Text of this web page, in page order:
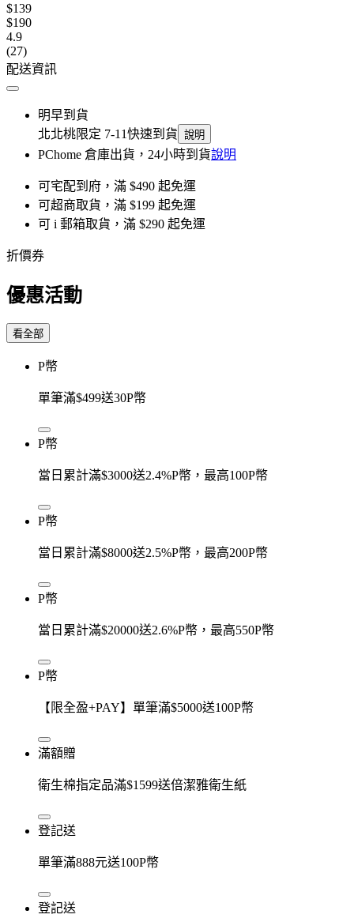
$139
$190
4.9
(27)
配送資訊
明早到貨
北北桃限定 7-11快速到貨 說明
PChome 倉庫出貨，24小時到貨說明
可宅配到府，滿 $490 起免運
可超商取貨，滿 $199 起免運
可 i 郵箱取貨，滿 $290 起免運
折價券
優惠活動
看全部
P幣
單筆滿$499送30P幣
P幣
當日累計滿$3000送2.4%P幣，最高100P幣
P幣
當日累計滿$8000送2.5%P幣，最高200P幣
P幣
當日累計滿$20000送2.6%P幣，最高550P幣
P幣
【限全盈+PAY】單筆滿$5000送100P幣
滿額贈
衛生棉指定品滿$1599送倍潔雅衛生紙
登記送
單筆滿888元送100P幣
登記送